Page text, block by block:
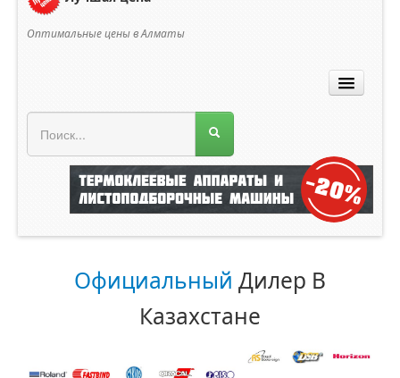
Оптимальные цены в Алматы
Официальный Дилер В
Казахстане